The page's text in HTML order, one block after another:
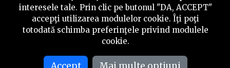
multe ori să pun puțină distanță între noi.
Celălalt aspect, mai personal, care mă face să
rămân ține de oameni. Sunt atât de mulți oameni
mult. Plus că glumele îmi ies mai bine în
interesele tale. Prin clic pe butonul "DA, ACCEPT"
accepţi utilizarea modulelor cookie. Îţi poţi
totodată schimba preferinţele privind modulele
cookie.